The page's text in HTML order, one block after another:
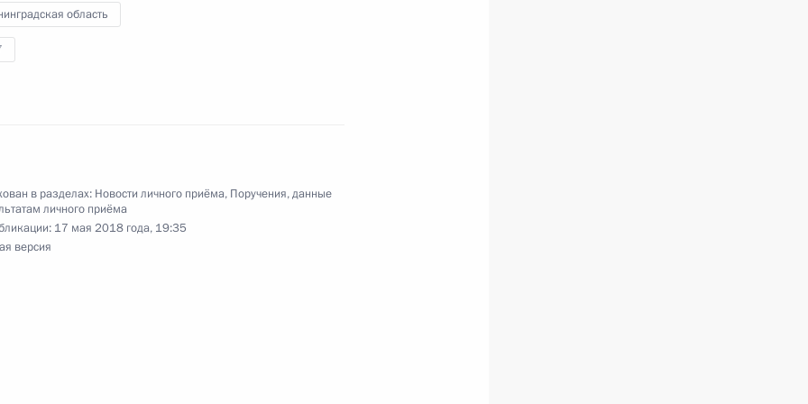
политике Андреем Яриным в Приёмной
приёму граждан в Москве 16 декабря
область
в разделах: Новости личного приёма, Поручения, данные
личного приёма
17 мая 2018 года, 19:35
версия